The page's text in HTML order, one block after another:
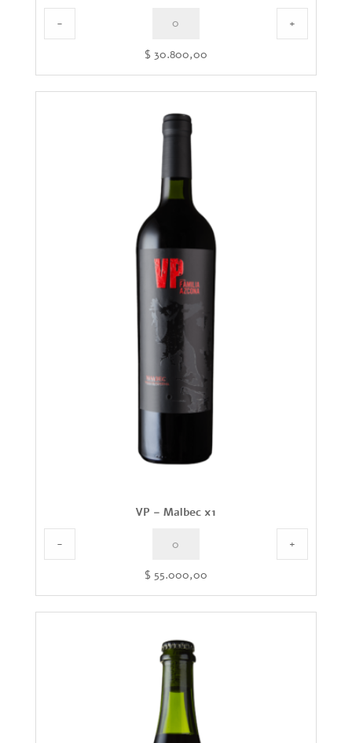
- +
$ 30.800,00
VP – Malbec x1
- +
$ 55.000,00